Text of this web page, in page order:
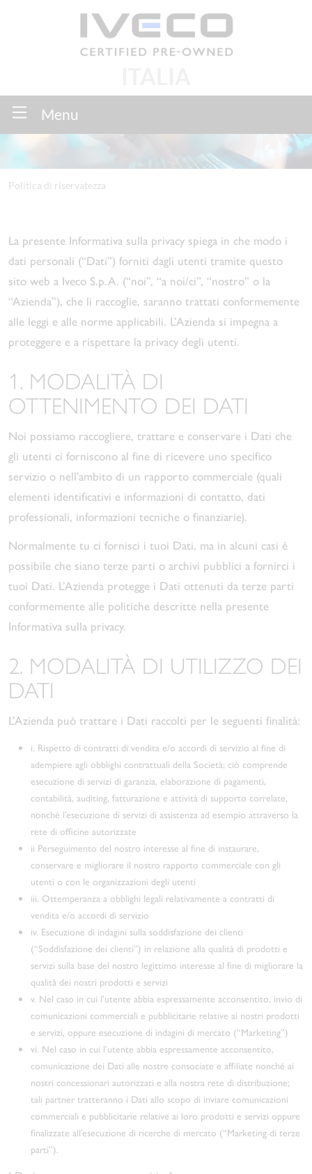
Menu
Politica di riservatezza
La presente Informativa sulla privacy spiega in che modo i
dati personali (“Dati”) forniti dagli utenti tramite questo
sito web a Iveco S.p.A. (“noi”, “a noi/ci”, “nostro” o la
“Azienda”), che li raccoglie, saranno trattati conformemente
alle leggi e alle norme applicabili. L’Azienda si impegna a
proteggere e a rispettare la privacy degli utenti.
1. MODALITÀ DI
OTTENIMENTO DEI DATI
Noi possiamo raccogliere, trattare e conservare i Dati che
gli utenti ci forniscono al fine di ricevere uno specifico
servizio o nell’ambito di un rapporto commerciale (quali
elementi identificativi e informazioni di contatto, dati
professionali, informazioni tecniche o finanziarie).
Normalmente tu ci fornisci i tuoi Dati, ma in alcuni casi è
possibile che siano terze parti o archivi pubblici a fornirci i
tuoi Dati. L’Azienda protegge i Dati ottenuti da terze parti
conformemente alle politiche descritte nella presente
Informativa sulla privacy.
2. MODALITÀ DI UTILIZZO DEI
DATI
L’Azienda può trattare i Dati raccolti per le seguenti finalità:
i. Rispetto di contratti di vendita e/o accordi di servizio al fine di
adempiere agli obblighi contrattuali della Società; ciò comprende
esecuzione di servizi di garanzia, elaborazione di pagamenti,
contabilità, auditing, fatturazione e attività di supporto correlate,
nonché l’esecuzione di servizi di assistenza ad esempio attraverso la
rete di officine autorizzate
ii Perseguimento del nostro interesse al fine di instaurare,
conservare e migliorare il nostro rapporto commerciale con gli
utenti o con le organizzazioni degli utenti
iii. Ottemperanza a obblighi legali relativamente a contratti di
vendita e/o accordi di servizio
iv. Esecuzione di indagini sulla soddisfazione dei clienti
(“Soddisfazione dei clienti”) in relazione alla qualità di prodotti e
servizi sulla base del nostro legittimo interesse al fine di migliorare la
qualità dei nostri prodotti e servizi
v. Nel caso in cui l’utente abbia espressamente acconsentito, invio di
comunicazioni commerciali e pubblicitarie relative ai nostri prodotti
e servizi, oppure esecuzione di indagini di mercato (“Marketing”)
vi. Nel caso in cui l’utente abbia espressamente acconsentito,
comunicazione dei Dati alle nostre consociate e affiliate nonché ai
nostri concessionari autorizzati e alla nostra rete di distribuzione;
tali partner tratteranno i Dati allo scopo di inviare comunicazioni
commerciali e pubblicitarie relative ai loro prodotti e servizi oppure
finalizzate all’esecuzione di ricerche di mercato (“Marketing di terze
parti”).